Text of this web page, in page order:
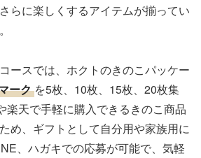
らに楽しくするアイテムが揃ってい
ースでは、ホクトのきのこパッケー
ーク を5枚、10枚、15枚、20枚集
楽天で手軽に購入できるきのこ商品
め、ギフトとして自分用や家族用に
、ハガキでの応募が可能で、気軽